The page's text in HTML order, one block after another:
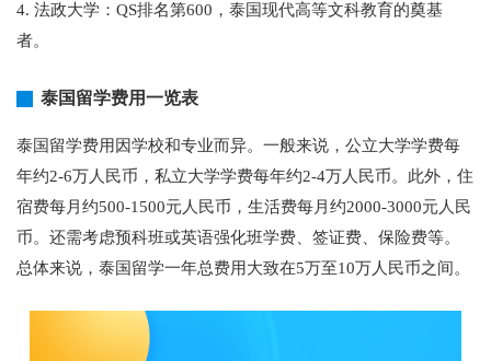
4. 法政大学：QS排名第600，泰国现代高等文科教育的奠基
者。
泰国留学费用一览表
泰国留学费用因学校和专业而异。一般来说，公立大学学费每
年约2-6万人民币，私立大学学费每年约2-4万人民币。此外，住
宿费每月约500-1500元人民币，生活费每月约2000-3000元人民
币。还需考虑预科班或英语强化班学费、签证费、保险费等。
总体来说，泰国留学一年总费用大致在5万至10万人民币之间。